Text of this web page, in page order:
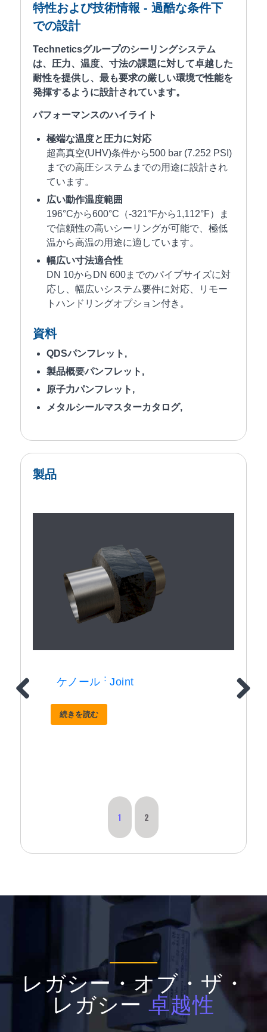
特性および技術情報 - 過酷な条件下
での設計
Techneticsグループのシーリングシステム
は、圧力、温度、寸法の課題に対して卓越した
耐性を提供し、最も要求の厳しい環境で性能を
発揮するように設計されています。
パフォーマンスのハイライト
極端な温度と圧力に対応
超高真空(UHV)条件から500 bar (7.252 PSI)
までの高圧システムまでの用途に設計され
ています。
広い動作温度範囲
196°Cから600°C（-321°Fから1,112°F）ま
で信頼性の高いシーリングが可能で、極低
温から高温の用途に適しています。
幅広い寸法適合性
DN 10からDN 600までのパイプサイズに対
応し、幅広いシステム要件に対応、リモー
トハンドリングオプション付き。
資料
QDSパンフレット ,
製品概要パンフレット ,
原子力パンフレット ,
メタルシールマスターカタログ,
製品
ケノール ： Joint
続きを読む
1 2
レガシー・オブ・ザ・
レガシー卓越性